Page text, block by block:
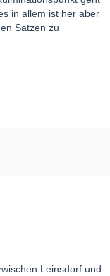
in allem ist her aber
Sätzen zu
Leinsdorf und